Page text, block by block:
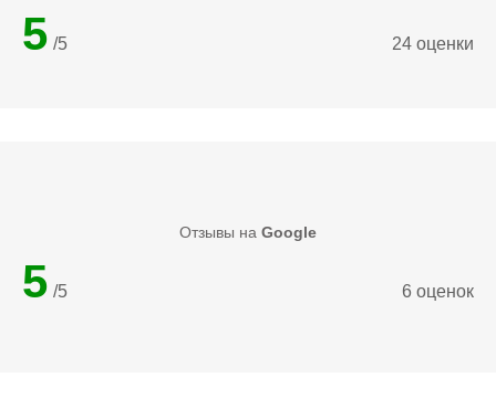
5 /5 24 оценки
Отзывы на Google
5 /5 6 оценок